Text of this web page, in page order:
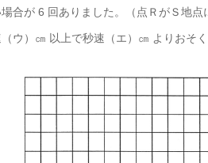
合が 6 回ありました。（点ＲがＳ地
ウ）㎝ 以上で秒速（エ）㎝ よりおそ